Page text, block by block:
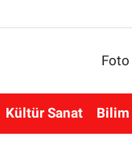
Foto
Kültür Sanat Bilim